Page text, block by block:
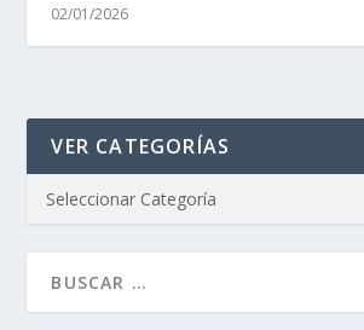
02/01/2026
VER CATEGORÍAS